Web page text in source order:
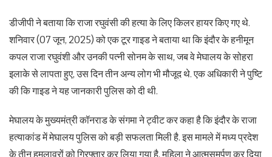
डीजीपी ने बताया कि राजा रघुवंसी की हत्या के लिए किलर हायर किए गए थे.
शनिवार (07 जून, 2025) को एक टूर गाइड ने बताया था कि इंदौर के हनीमून
कपल राजा रघुवंशी और उनकी पत्नी सोनम के साथ, जब वे मेघालय के सोहरा
इलाके से लापता हुए, उस दिन तीन अन्य लोग भी मौजूद थे. एक अधिकारी ने पुष्टि
की कि गाइड ने यह जानकारी पुलिस को दी थी.
मेघालय के मुख्यमंत्री कॉनराड के संगमा ने ट्वीट कर कहा है कि इंदौर के राजा
हत्याकांड में मेघालय पुलिस को बड़ी सफलता मिली है. इस मामले में मध्य प्रदेश
के तीन हमलावरों को गिरफ्तार कर लिया गया है, महिला ने आत्मसमर्पण कर दिया